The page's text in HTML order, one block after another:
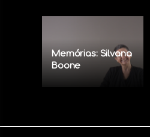
Memórias: Silvana
Boone